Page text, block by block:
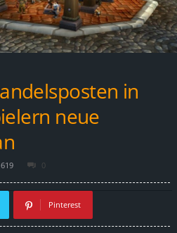
in
neue
619 0
Pinterest